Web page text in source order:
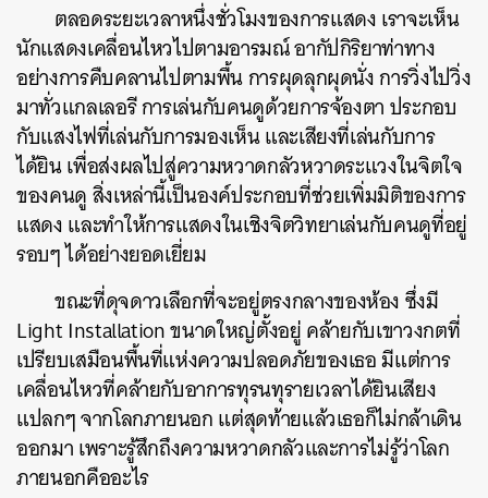
ตลอดระยะเวลาหนึ่งชั่วโมงของการแสดง เราจะเห็น
นักแสดงเคลื่อนไหวไปตามอารมณ์ อากัปกิริยาท่าทาง
อย่างการคืบคลานไปตามพื้น การผุดลุกผุดนั่ง การวิ่งไปวิ่ง
มาทั่วแกลเลอรี การเล่นกับคนดูด้วยการจ้องตา ประกอบ
กับแสงไฟที่เล่นกับการมองเห็น และเสียงที่เล่นกับการ
ได้ยิน เพื่อส่งผลไปสู่ความหวาดกลัวหวาดระแวงในจิตใจ
ของคนดู สิ่งเหล่านี้เป็นองค์ประกอบที่ช่วยเพิ่มมิติของการ
แสดง และทำให้การแสดงในเชิงจิตวิทยาเล่นกับคนดูที่อยู่
รอบๆ ได้อย่างยอดเยี่ยม
ขณะที่ดุจดาวเลือกที่จะอยู่ตรงกลางของห้อง ซึ่งมี
Light Installation ขนาดใหญ่ตั้งอยู่ คล้ายกับเขาวงกตที่
เปรียบเสมือนพื้นที่แห่งความปลอดภัยของเธอ มีแต่การ
เคลื่อนไหวที่คล้ายกับอาการทุรนทุรายเวลาได้ยินเสียง
แปลกๆ จากโลกภายนอก แต่สุดท้ายแล้วเธอก็ไม่กล้าเดิน
ออกมา เพราะรู้สึกถึงความหวาดกลัวและการไม่รู้ว่าโลก
ภายนอกคืออะไร